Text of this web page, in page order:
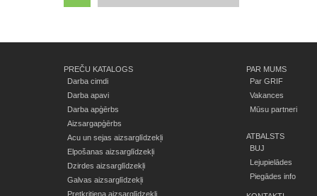
PREČU KATALOGS
Darba cimdi
Darba apavi
Darba apģērbs
Aizsargapģērbs
Acu un sejas aizsarglīdzekļi
Elpošanas aizsarglīdzekļi
Dzirdes aizsarglīdzekļi
Galvas aizsarglīdzekļi
Pretkritiena aizsarglīdzekļi
PAR MUMS
Par GRIF
Vakances
Mūsu partneri
ATBALSTS
BUJ
Lejupielādes
Piegādes info